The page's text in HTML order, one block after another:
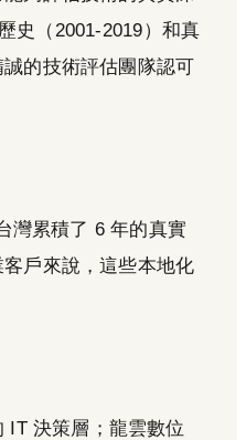
史（2001-2019）和真
的技術評估團隊認可
灣累積了 6 年的真實
戶來說，這些本地化
IT 決策層；龍雲數位